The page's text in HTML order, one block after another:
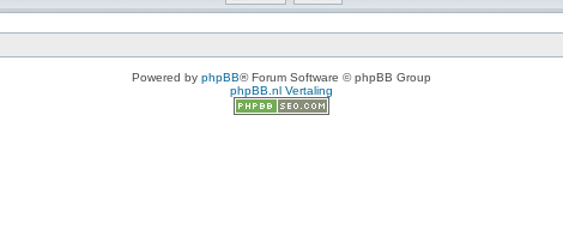
Powered by phpBB® Forum Software © phpBB Group
phpBB.nl Vertaling